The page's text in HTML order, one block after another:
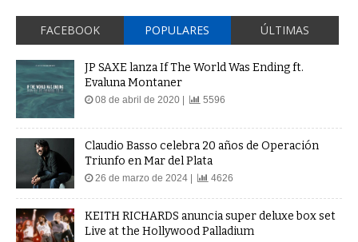
FACEBOOK POPULARES ÚLTIMAS
JP SAXE lanza If The World Was Ending ft.
Evaluna Montaner
08 de abril de 2020 | 5596
Claudio Basso celebra 20 años de Operación
Triunfo en Mar del Plata
26 de marzo de 2024 | 4626
KEITH RICHARDS anuncia super deluxe box set
Live at the Hollywood Palladium